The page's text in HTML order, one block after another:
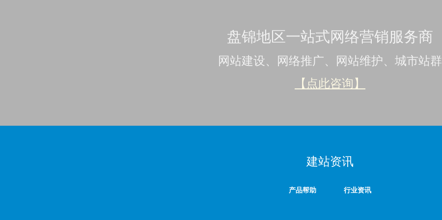
盘锦地区一站式网络营销服务商
网站建设、网络推广、网站维护、城市站群
【点此咨询】
建站资讯
产品帮助 行业资讯